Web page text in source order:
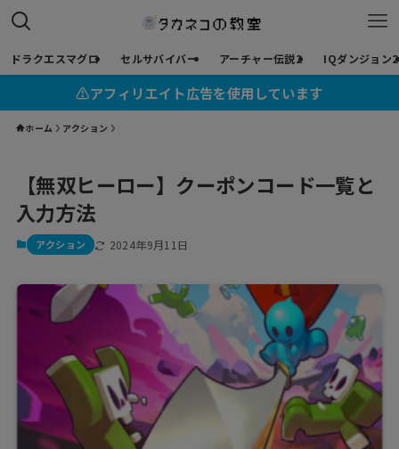
ドラクエスマグロ セルサバイバー アーチャー伝説2 IQダンジョン2
⚠︎アフィリエイト広告を使用しています
ホーム アクション
【無双ヒーロー】クーポンコード一覧と
入力方法
アクション 2024年9月11日